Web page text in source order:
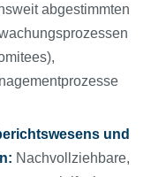
abgestimmten
und
Nachvollziehbare,